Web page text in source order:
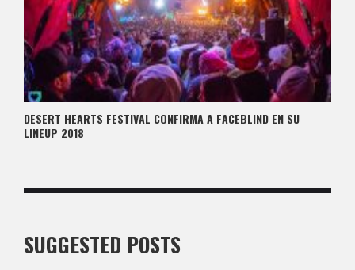
DESERT HEARTS FESTIVAL CONFIRMA A FACEBLIND EN SU
LINEUP 2018
SUGGESTED POSTS